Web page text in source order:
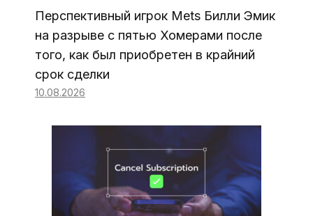
Перспективный игрок Mets Билли Эмик
на разрыве с пятью Хомерами после
того, как был приобретен в крайний
срок сделки
10.08.2026